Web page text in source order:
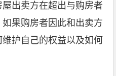
出卖方在超出与购房者
果购房者因此和出卖方
护自己的权益以及如何